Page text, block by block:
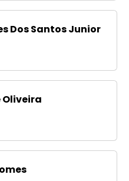
Dos Santos Junior
Oliveira